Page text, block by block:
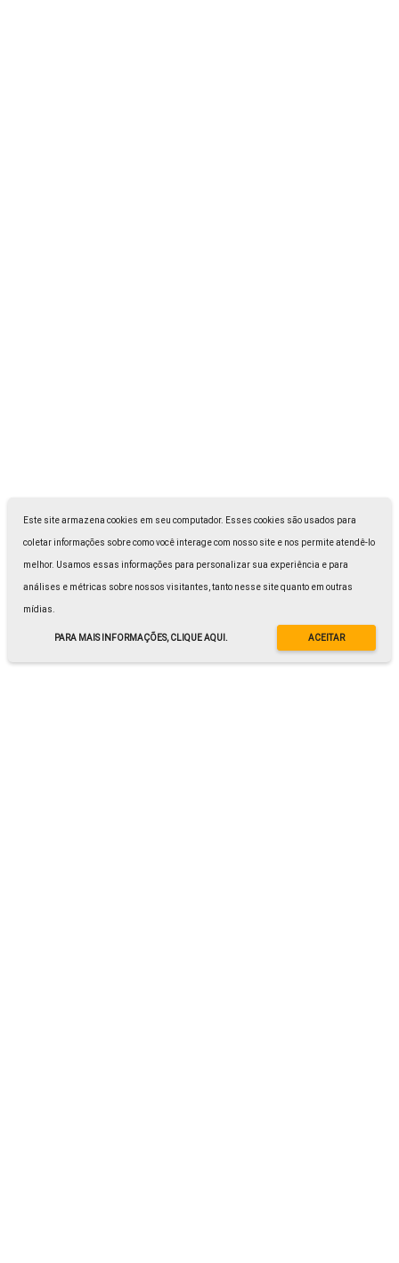
Este site armazena cookies em seu computador. Esses cookies são usados para
coletar informações sobre como você interage com nosso site e nos permite atendê-lo
melhor. Usamos essas informações para personalizar sua experiência e para
análises e métricas sobre nossos visitantes, tanto nesse site quanto em outras
mídias.
PARA MAIS INFORMAÇÕES, CLIQUE AQUI. ACEITAR